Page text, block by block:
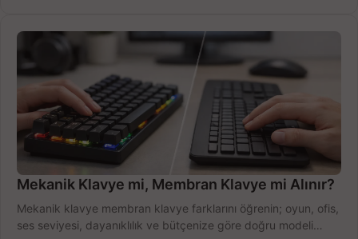
Mekanik Klavye mi, Membran Klavye mi Alınır?
Mekanik klavye membran klavye farklarını öğrenin; oyun, ofis,
ses seviyesi, dayanıklılık ve bütçenize göre doğru modeli